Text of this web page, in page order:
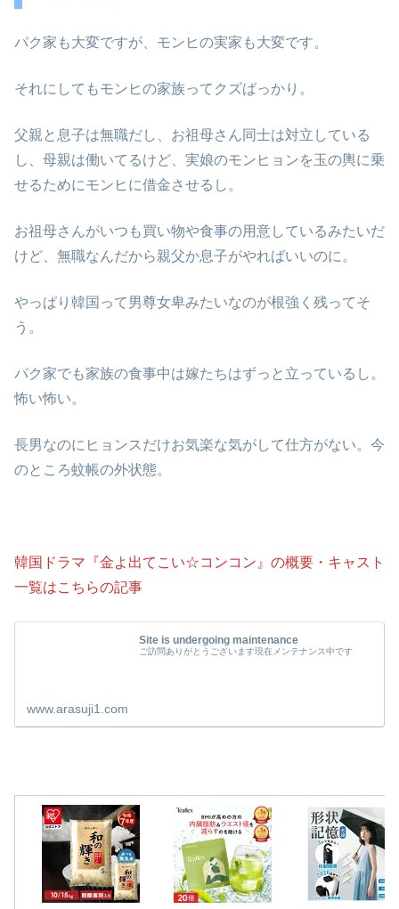
パク家も大変ですが、モンヒの実家も大変です。
それにしてもモンヒの家族ってクズばっかり。
父親と息子は無職だし、お祖母さん同士は対立している
し、母親は働いてるけど、実娘のモンヒョンを玉の輿に乗
せるためにモンヒに借金させるし。
お祖母さんがいつも買い物や食事の用意しているみたいだ
けど、無職なんだから親父か息子がやればいいのに。
やっぱり韓国って男尊女卑みたいなのが根強く残ってそ
う。
パク家でも家族の食事中は嫁たちはずっと立っているし。
怖い怖い。
長男なのにヒョンスだけお気楽な気がして仕方がない。今
のところ蚊帳の外状態。
韓国ドラマ『金よ出てこい☆コンコン』の概要・キャスト
一覧はこちらの記事
Site is undergoing maintenance
ご訪問ありがとうございます現在メンテナンス中です
www.arasuji1.com